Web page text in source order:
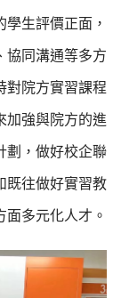
生評價正面，
協同溝通等多方
對院方實習課程
加強與院方的進
劃，做好校企聯
既往做好實習教
多元化人才。